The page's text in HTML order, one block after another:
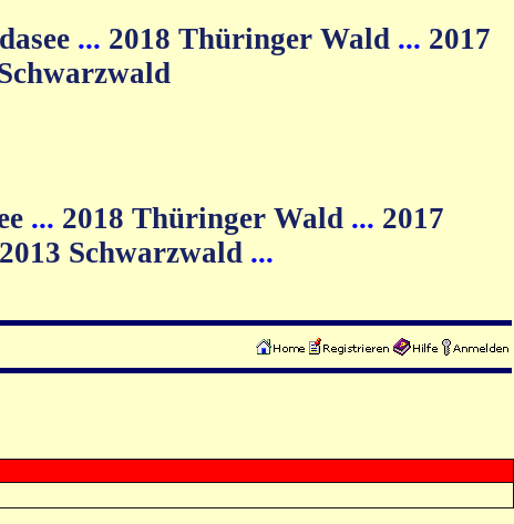
... 2018 Thüringer Wald ... 2017
... 2018 Thüringer Wald ... 2017
2013 Schwarzwald ...